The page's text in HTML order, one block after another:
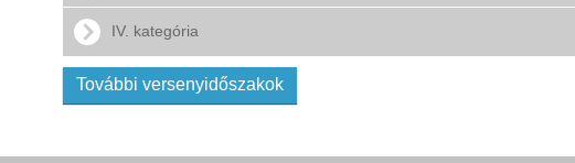
IV. kategória
További versenyidőszakok